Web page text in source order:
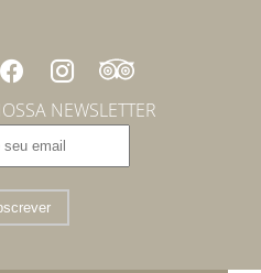
NEWSLETTER